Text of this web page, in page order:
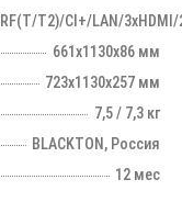
T2)/CI+/LAN/3xHDMI/
661х1130х86 мм
723x1130x257 мм
7,5 / 7,3 кг
BLACKTON, Россия
12 мес